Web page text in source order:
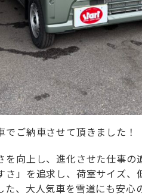
ご納車させて頂きました！
を向上し、進化させた仕事
さ」を追求し、荷室サイズ、
、大人気車を雪道にも安心